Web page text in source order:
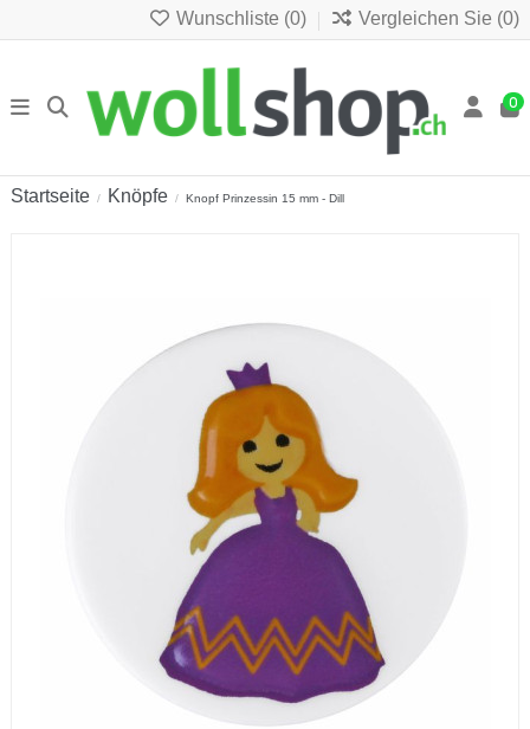
Wunschliste (0) Vergleichen Sie (0)
0
Startseite Knöpfe Knopf Prinzessin 15 mm - Dill